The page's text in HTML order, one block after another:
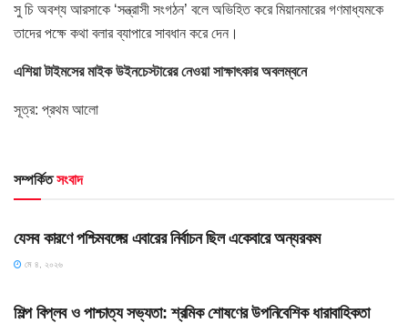
সু চি অবশ্য আরসাকে ‘সন্ত্রাসী সংগঠন’ বলে অভিহিত করে মিয়ানমারের গণমাধ্যমকে
তাদের পক্ষে কথা বলার ব্যাপারে সাবধান করে দেন।
এশিয়া টাইমসের মাইক উইনচেস্টারের নেওয়া সাক্ষাৎকার অবলম্বনে
সূত্র: প্রথম আলো
সম্পর্কিতসংবাদ
HOME POST
যেসব কারণে পশ্চিমবঙ্গের এবারের নির্বাচন ছিল একেবারে অন্যরকম
মে ৪, ২০২৬
শিল্প বিপ্লব ও পাশ্চাত্য সভ্যতা: শ্রমিক শোষণের উপনিবেশিক ধারাবাহিকতা